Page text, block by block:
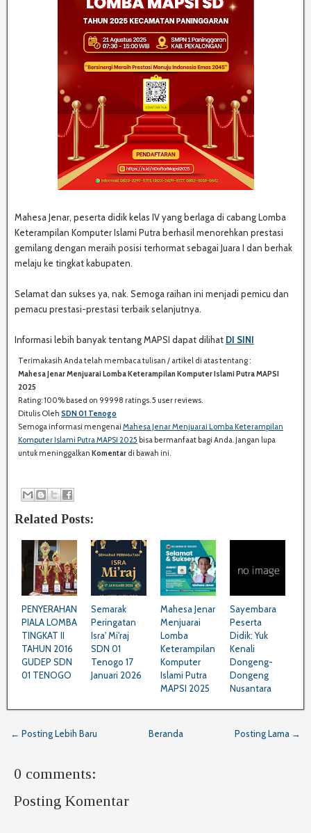
Mahesa Jenar, peserta didik kelas IV yang berlaga di cabang Lomba
Keterampilan Komputer Islami Putra berhasil menorehkan prestasi
gemilang dengan meraih posisi terhormat sebagai Juara I dan berhak
melaju ke tingkat kabupaten.
Selamat dan sukses ya, nak. Semoga raihan ini menjadi pemicu dan
pemacu prestasi-prestasi terbaik selanjutnya.
Informasi lebih banyak tentang MAPSI dapat dilihat DI SINI
Terimakasih Anda telah membaca tulisan / artikel di atas tentang :
Mahesa Jenar Menjuarai Lomba Keterampilan Komputer Islami Putra MAPSI
2025
Rating:100% based on 99998 ratings.5 user reviews.
Ditulis Oleh SDN 01 Tenogo
Semoga informasi mengenai Mahesa Jenar Menjuarai Lomba Keterampilan
Komputer Islami Putra MAPSI 2025 bisa bermanfaat bagi Anda. Jangan lupa
untuk meninggalkan Komentar di bawah ini.
Related Posts:
PENYERAHAN
PIALA LOMBA
TINGKAT II
TAHUN 2016
GUDEP SDN
01 TENOGO
Semarak
Peringatan
Isra' Mi'raj
SDN 01
Tenogo 17
Januari 2026
Mahesa Jenar
Menjuarai
Lomba
Keterampilan
Komputer
Islami Putra
MAPSI 2025
Sayembara
Peserta
Didik: Yuk
Kenali
Dongeng-
Dongeng
Nusantara
← Posting Lebih Baru Posting Lama →
Beranda
0 comments:
Posting Komentar